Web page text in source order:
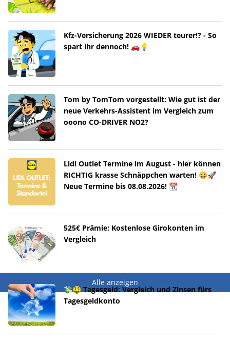
Kfz-Versicherung 2026 WIEDER teurer!? - So
spart ihr dennoch! 🚗💡
Tom by TomTom vorgestellt: Wie gut ist der
neue Verkehrs-Assistent im Vergleich zum
ooono CO-DRIVER NO2?
Lidl Outlet Termine im August - hier können
RICHTIG krasse Schnäppchen warten! 😀🚀
Neue Termine bis 08.08.2026! 📆
525€ Prämie: Kostenlose Girokonten im
Vergleich
Alle anzeigen
💸🤑 Tagesgeld: Vergleich und Zinsen fürs
Tagesgeldkonto